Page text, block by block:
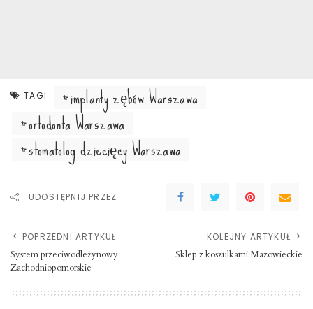
TAGI
implanty zębów Warszawa
ortodonta Warszawa
stomatolog dziecięcy Warszawa
UDOSTĘPNIJ PRZEZ
POPRZEDNI ARTYKUŁ
System przeciwodleżynowy
Zachodniopomorskie
KOLEJNY ARTYKUŁ
Sklep z koszulkami Mazowieckie